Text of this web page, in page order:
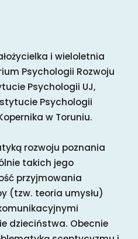
i wieloletnia
Psychologii Rozwoju
Psychologii UJ,
Psychologii
w Toruniu.
rozwoju poznania
takich jego
przyjmowania
(tzw. teoria umysłu)
dzieciństwa. Obecnie